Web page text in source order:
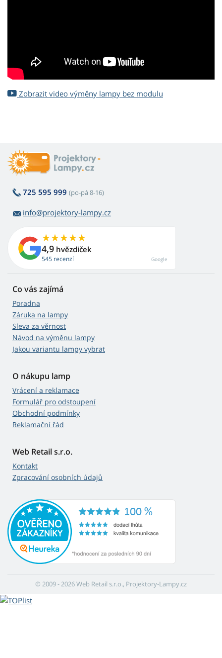
Zobrazit video výměny lampy bez modulu
725 595 999 (po-pá 8-16)
info@projektory-lampy.cz
4,9 hvězdiček
545 recenzí Google
Co vás zajímá
Poradna
Záruka na lampy
Sleva za věrnost
Návod na výměnu lampy
Jakou variantu lampy vybrat
O nákupu lamp
Vrácení a reklamace
Formulář pro odstoupení
Obchodní podmínky
Reklamační řád
Web Retail s.r.o.
Kontakt
Zpracování osobních údajů
© 2009 - 2026 Web Retail s.r.o., Projektory-Lampy.cz